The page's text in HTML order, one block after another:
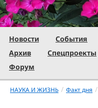
Новости События
Архив
Спецпроекты
Форум
НАУКА И ЖИЗНЬ / Факт дня /